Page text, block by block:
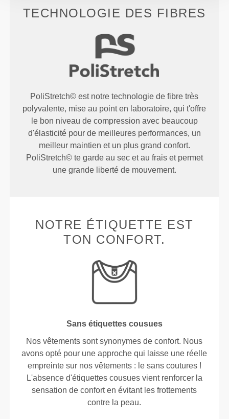
TECHNOLOGIE DES FIBRES
PoliStretch© est notre technologie de fibre très
polyvalente, mise au point en laboratoire, qui t'offre
le bon niveau de compression avec beaucoup
d'élasticité pour de meilleures performances, un
meilleur maintien et un plus grand confort.
PoliStretch© te garde au sec et au frais et permet
une grande liberté de mouvement.
NOTRE ÉTIQUETTE EST
TON CONFORT.
Sans étiquettes cousues
Nos vêtements sont synonymes de confort. Nous
avons opté pour une approche qui laisse une réelle
empreinte sur nos vêtements : le sans coutures !
L'absence d'étiquettes cousues vient renforcer la
sensation de confort en évitant les frottements
contre la peau.